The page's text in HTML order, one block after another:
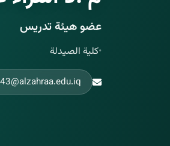
عضو هيئة تدريس
•كلية الصيدلة